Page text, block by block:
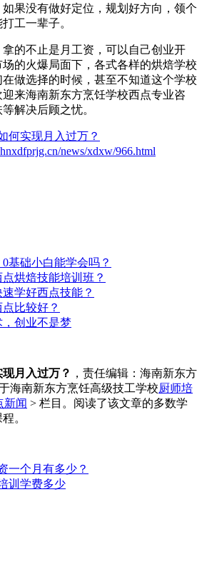
果没有做好定位，规划好方向，领个
工一辈子。
不止是月工资，可以自己创业开
的火爆局面下，各式各样的烘焙学校
做选择的时候，甚至不知道这个学校
来海南新东方烹饪学校西点专业咨
解决后顾之忧。
何实现月入过万？
news/xdxw/966.html
基础小白能学会吗？
烘焙技能培训班？
学好西点技能？
比较好？
创业不是梦
月入过万？ ，责任编辑：海南新东方
海南新东方烹饪高级技工学校厨师培
新闻 > 栏目。阅读了该文章的多数学
。
一个月有多少？
训学费多少